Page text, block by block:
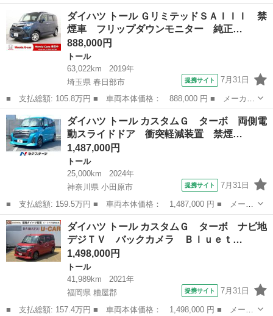
ー名： ダイハツ ■ 車種名： トール ■ グレード名： カスタム
Ｇ ターボ 走行５０１３８キロ／クリアランスソナー 一年保証・
走行距離...
狭山市 トール
ダイハツ トール ＧリミテッドＳＡＩＩＩ 禁
煙車 フリップダウンモニター 純正…
888,000円
トール
63,022km
2019年
埼玉県 春日部市
提携サイト 7月31日
■ 支払総額: 105.8万円 ■ 車両本体価格： 888,000 円 ■ メーカー
名： ダイハツ ■ 車種名： トール ■ グレード名： Ｇリミテッ
ドＳＡＩＩＩ 禁煙車 フリップダウンモニター 純正ナビ マルチ
ビューカメ...
埼玉 春日部市 トール
ダイハツ トール カスタムＧ ターボ 両側電
動スライドドア 衝突軽減装置 禁煙…
1,487,000円
トール
25,000km
2024年
神奈川県 小田原市
提携サイト 7月31日
■ 支払総額: 159.5万円 ■ 車両本体価格： 1,487,000 円 ■ メーカ
ー名： ダイハツ ■ 車種名： トール ■ グレード名： カスタム
Ｇ ターボ 両側電動スライドドア 衝突軽減装置 禁煙車 純正ナ
ビ 純正...
神奈川 小田原市 トール
ダイハツ トール カスタムＧ ターボ ナビ地
デジＴＶ バックカメラ Ｂｌｕｅｔ…
1,498,000円
トール
41,989km
2021年
福岡県 糟屋郡
提携サイト 7月31日
■ 支払総額: 157.4万円 ■ 車両本体価格： 1,498,000 円 ■ メーカ